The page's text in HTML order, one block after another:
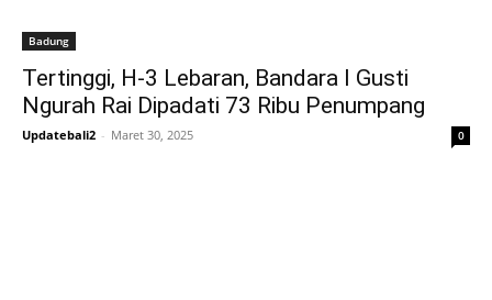
Badung
Tertinggi, H-3 Lebaran, Bandara I Gusti
Ngurah Rai Dipadati 73 Ribu Penumpang
Updatebali2 - Maret 30, 2025 0